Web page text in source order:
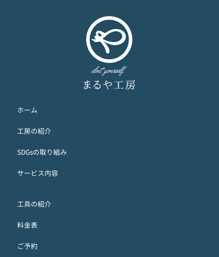
ホーム
工房の紹介
SDGsの取り組み
サービス内容
工具の紹介
料金表
ご予約